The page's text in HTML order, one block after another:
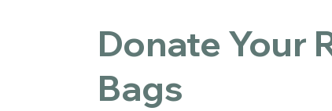
Donate Your
Bags